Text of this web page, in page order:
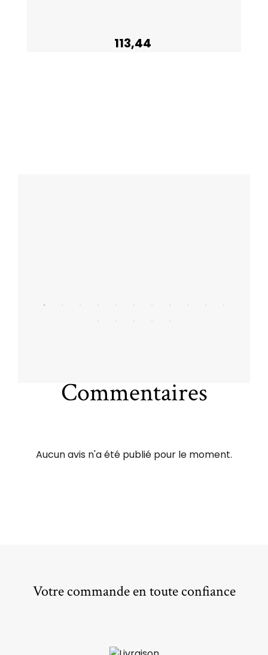
113,44
Commentaires
Aucun avis n'a été publié pour le moment.
Votre commande en toute confiance